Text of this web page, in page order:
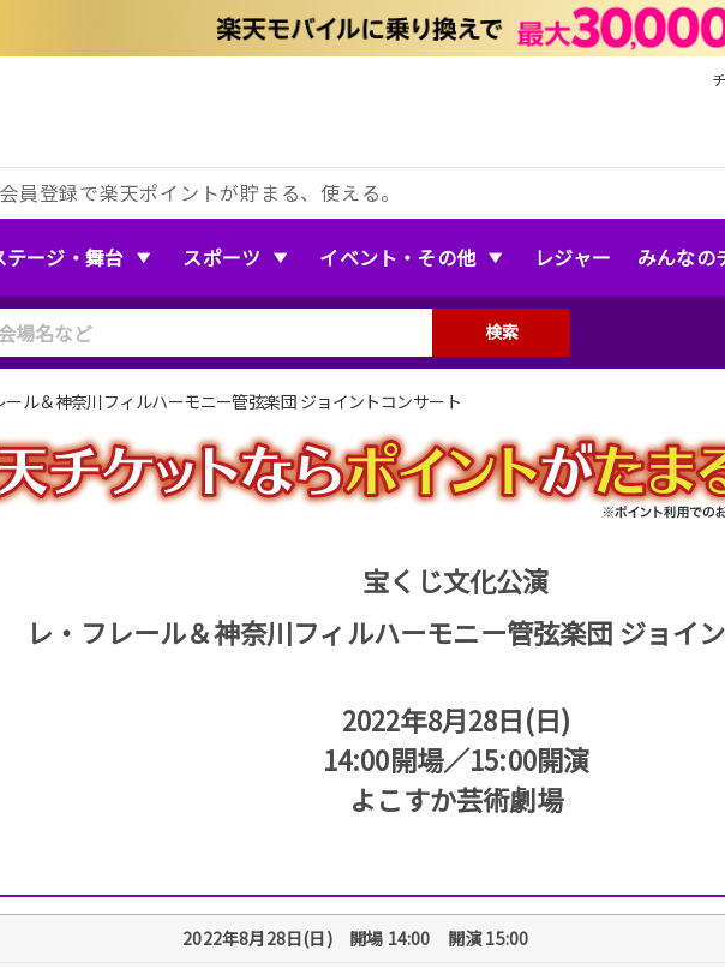
会員登録で楽天ポイントが貯まる、使える。
テージ・舞台 スポーツ イベント・その他 レジャー みんなの
検索
ル＆神奈川フィルハーモニー管弦楽団 ジョイントコンサート
宝くじ文化公演
レ・フレール＆神奈川フィルハーモニー管弦楽団 ジョイ
2022年8月28日(日)
14:00開場／15:00開演
よこすか芸術劇場
2022年8月28日(日) 開場 14:00 開演 15:00